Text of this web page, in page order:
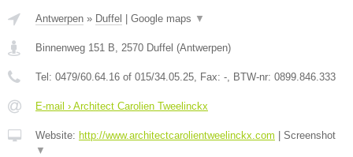
Antwerpen » Duffel Google maps ▼
Binnenweg 151 B, 2570 Duffel (Antwerpen)
Tel: 0479/60.64.16 of 015/34.05.25, Fax: -, BTW-nr: 0899.846.333
E-mail › Architect Carolien Tweelinckx
Website: http://www.architectcarolientweelinckx.com
Screenshot
▼